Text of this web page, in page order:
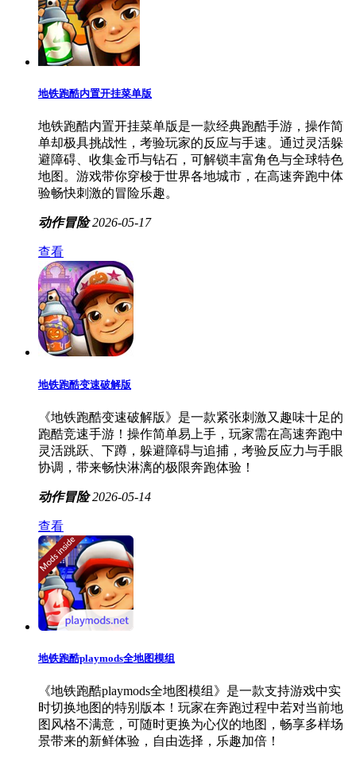
地铁跑酷内置开挂菜单版
地铁跑酷内置开挂菜单版是一款经典跑酷手游，操作简
单却极具挑战性，考验玩家的反应与手速。通过灵活躲
避障碍、收集金币与钻石，可解锁丰富角色与全球特色
地图。游戏带你穿梭于世界各地城市，在高速奔跑中体
验畅快刺激的冒险乐趣。
动作冒险 2026-05-17
查看
地铁跑酷变速破解版
《地铁跑酷变速破解版》是一款紧张刺激又趣味十足的
跑酷竞速手游！操作简单易上手，玩家需在高速奔跑中
灵活跳跃、下蹲，躲避障碍与追捕，考验反应力与手眼
协调，带来畅快淋漓的极限奔跑体验！
动作冒险 2026-05-14
查看
地铁跑酷playmods全地图模组
《地铁跑酷playmods全地图模组》是一款支持游戏中实
时切换地图的特别版本！玩家在奔跑过程中若对当前地
图风格不满意，可随时更换为心仪的地图，畅享多样场
景带来的新鲜体验，自由选择，乐趣加倍！